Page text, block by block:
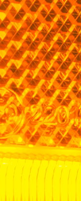
de sites web à
les utilisateurs sur les
conséquent, plus
sont en processus de
Enregistrer